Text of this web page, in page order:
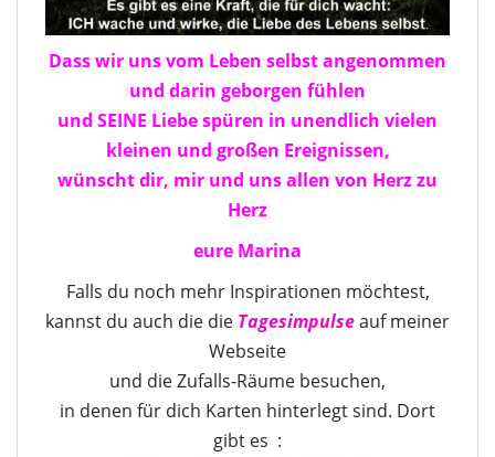
Dass wir uns vom Leben selbst angenommen
und darin geborgen fühlen
und SEINE Liebe spüren in unendlich vielen
kleinen und großen Ereignissen,
wünscht dir, mir und uns allen von Herz zu
Herz
eure Marina
Falls du noch mehr Inspirationen möchtest,
kannst du auch die die Tagesimpulseauf meiner
Webseite
und die Zufalls-Räume besuchen,
in denen für dich Karten hinterlegt sind. Dort
gibt es :